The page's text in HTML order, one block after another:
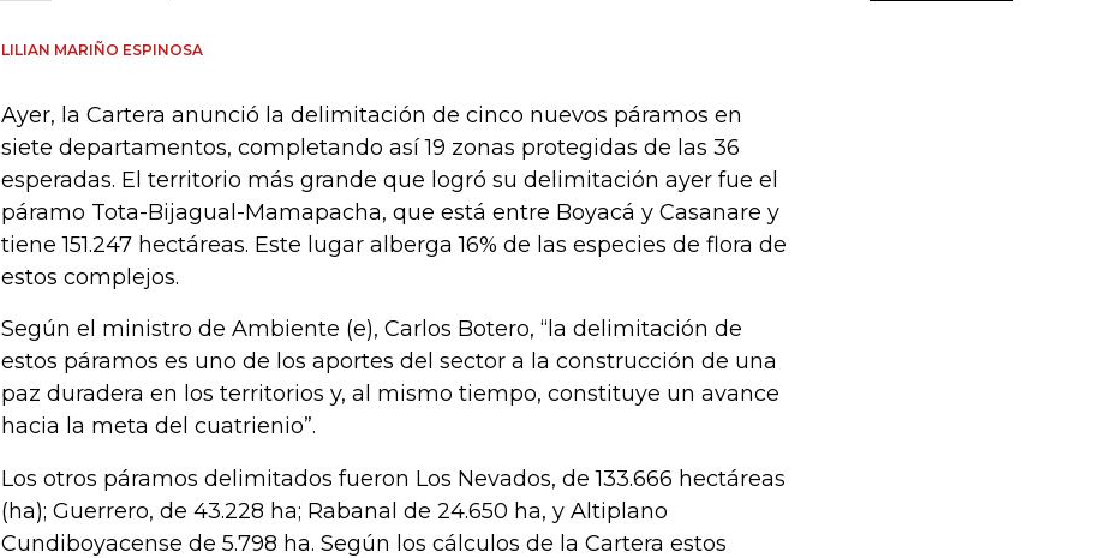
LILIAN MARIÑO ESPINOSA
Ayer, la Cartera anunció la delimitación de cinco nuevos páramos en
siete departamentos, completando así 19 zonas protegidas de las 36
esperadas. El territorio más grande que logró su delimitación ayer fue el
páramo Tota-Bijagual-Mamapacha, que está entre Boyacá y Casanare y
tiene 151.247 hectáreas. Este lugar alberga 16% de las especies de flora de
estos complejos.
Según el ministro de Ambiente (e), Carlos Botero, “la delimitación de
estos páramos es uno de los aportes del sector a la construcción de una
paz duradera en los territorios y, al mismo tiempo, constituye un avance
hacia la meta del cuatrienio”.
Los otros páramos delimitados fueron Los Nevados, de 133.666 hectáreas
(ha); Guerrero, de 43.228 ha; Rabanal de 24.650 ha, y Altiplano
Cundiboyacense de 5.798 ha. Según los cálculos de la Cartera estos